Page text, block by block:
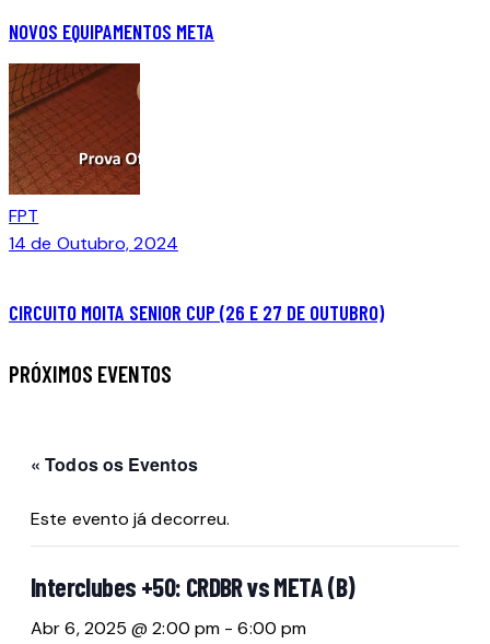
NOVOS EQUIPAMENTOS META
FPT
14 de Outubro, 2024
CIRCUITO MOITA SENIOR CUP (26 E 27 DE OUTUBRO)
PRÓXIMOS EVENTOS
« Todos os Eventos
Este evento já decorreu.
Interclubes +50: CRDBR vs META (B)
Abr 6, 2025 @ 2:00 pm -6:00 pm